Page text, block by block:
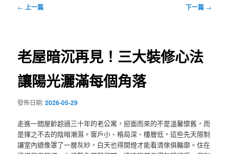
文
← 上一篇 下一篇 →
老屋暗沉再見！三大裝修心法
讓陽光灑滿每個角落
發佈日期:2026-05-29
走進一間屋齡超過三十年的老公寓，迎面而來的不是溫馨懷舊，而
是揮之不去的陰暗潮濕。窗戶小、格局深、樓層低，這些先天限制
讓室內總像罩了一層灰紗，白天也得開燈才能看清傢俱輪廓。住在